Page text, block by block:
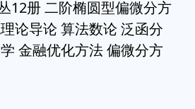
12册 二阶椭圆型偏微分方
论导论 算法数论 泛函分
金融优化方法 偏微分方